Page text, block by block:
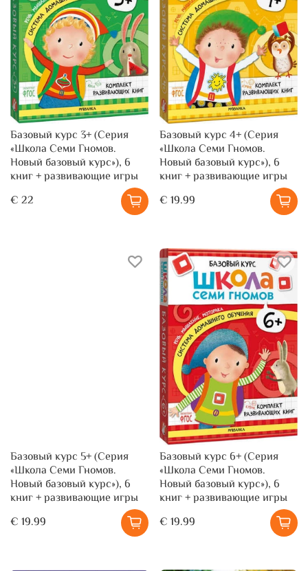
Базовый курс 3+ (Серия
«Школа Семи Гномов.
Новый базовый курс»), 6
книг + развивающие игры
€ 22
Базовый курс 4+ (Серия
«Школа Семи Гномов.
Новый базовый курс»), 6
книг + развивающие игры
€ 19.99
Базовый курс 5+ (Серия
«Школа Семи Гномов.
Новый базовый курс»), 6
книг + развивающие игры
€ 19.99
Базовый курс 6+ (Серия
«Школа Семи Гномов.
Новый базовый курс»), 6
книг + развивающие игры
€ 19.99